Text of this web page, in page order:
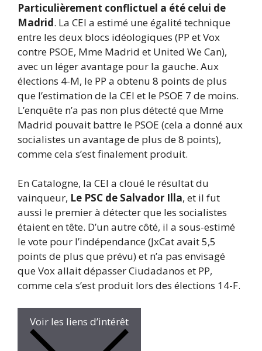
Particulièrement conflictuel a été celui de
Madrid. La CEI a estimé une égalité technique
entre les deux blocs idéologiques (PP et Vox
contre PSOE, Mme Madrid et United We Can),
avec un léger avantage pour la gauche. Aux
élections 4-M, le PP a obtenu 8 points de plus
que l’estimation de la CEI et le PSOE 7 de moins.
L’enquête n’a pas non plus détecté que Mme
Madrid pouvait battre le PSOE (cela a donné aux
socialistes un avantage de plus de 8 points),
comme cela s’est finalement produit.
En Catalogne, la CEI a cloué le résultat du
vainqueur, Le PSC de Salvador Illa, et il fut
aussi le premier à détecter que les socialistes
étaient en tête. D’un autre côté, il a sous-estimé
le vote pour l’indépendance (JxCat avait 5,5
points de plus que prévu) et n’a pas envisagé
que Vox allait dépasser Ciudadanos et PP,
comme cela s’est produit lors des élections 14-F.
Voir les liens d’intérêt